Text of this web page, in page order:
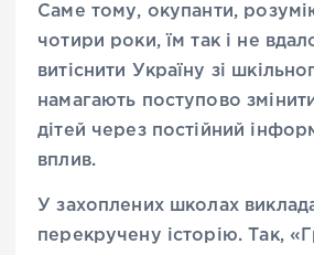
Саме тому, окупанти,
чотири роки, їм так і не
витіснити Україну зі
намагають поступово
дітей через постійний
вплив.
У захоплених школах
перекручену історію. Так,